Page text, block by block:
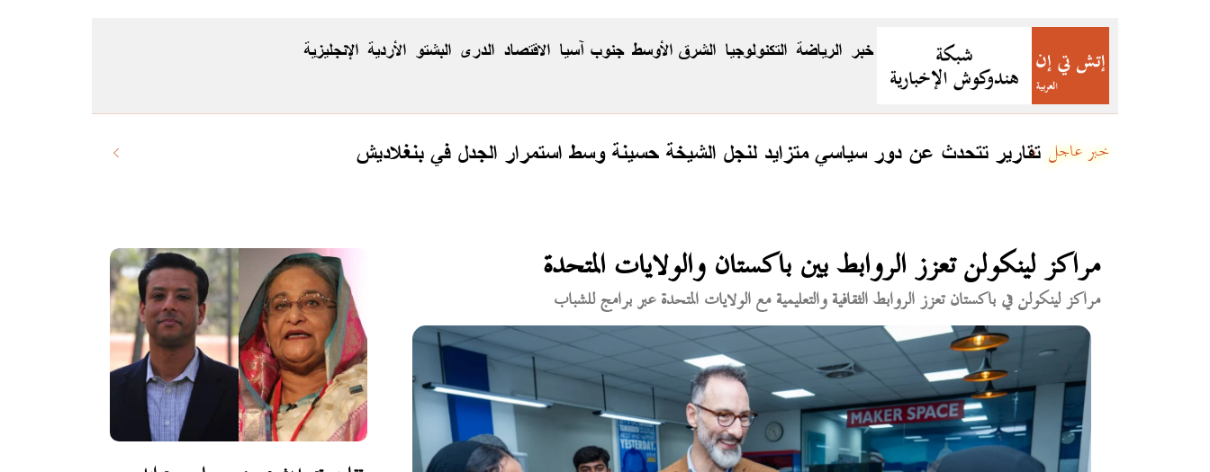
الاقتصاد جنوب آسيا الشرق الأوسط التكنولوجيا الرياضة خبر الإنجليزية الأردية البشتو الدری
تقارير تتحدث عن دور سياسي متزايد لنجل الشيخة حسينة وسط استمرار الجدل في بنغلاديش خبر عاجل
مراكز لينكولن تعزز الروابط بين باكستان والولايات المتحدة
مراكز لينكولن في باكستان تعزز الروابط الثقافية والتعليمية مع الولايات المتحدة عبر برامج للشباب